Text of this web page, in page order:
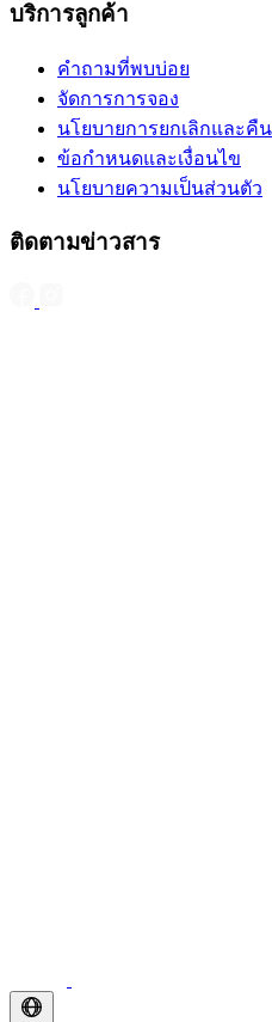
บริการลูกค้า
คำถามที่พบบ่อย
จัดการการจอง
นโยบายการยกเลิกและคืน
ข้อกำหนดและเงื่อนไข
นโยบายความเป็นส่วนตัว
ติดตามข่าวสาร